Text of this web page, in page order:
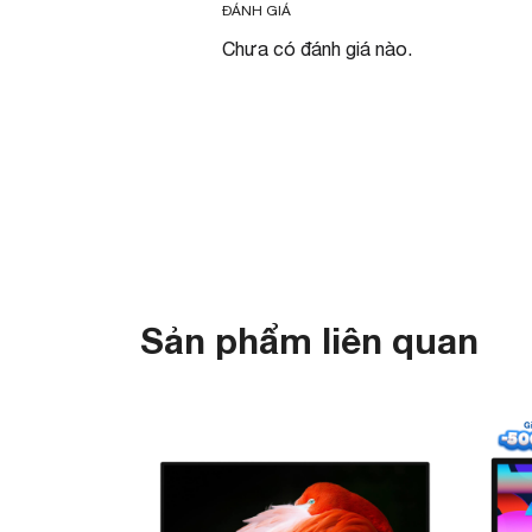
ĐÁNH GIÁ
Chưa có đánh giá nào.
Sản phẩm liên quan